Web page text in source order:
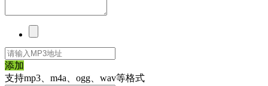
添加
支持mp3、m4a、ogg、wav等格式